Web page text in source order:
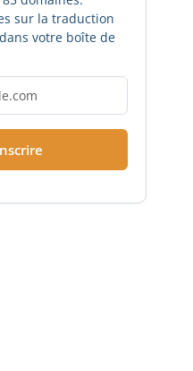
sur la traduction
votre boîte de